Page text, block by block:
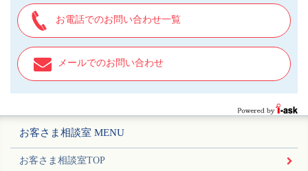
お電話でのお問い合わせ一覧
メールでのお問い合わせ
お客さま相談室 MENU
お客さま相談室TOP